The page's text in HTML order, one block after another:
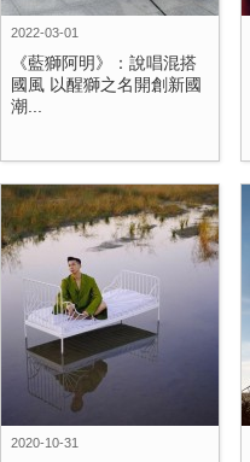
2022-03-01
《藍獅阿明》：說唱混搭
國風 以醒獅之名開創新國
潮...
2020-10-31